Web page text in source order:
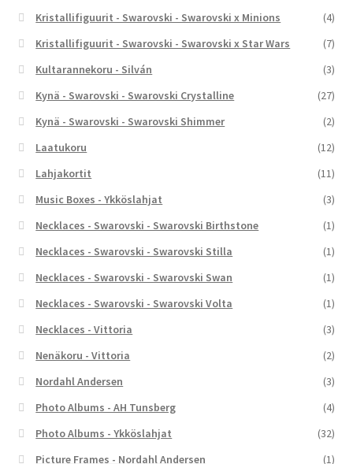
Kristallifiguurit - Swarovski - Swarovski x Minions
(4)
Kristallifiguurit - Swarovski - Swarovski x Star Wars
(7)
Kultarannekoru - Silván
(3)
Kynä - Swarovski - Swarovski Crystalline
(27)
Kynä - Swarovski - Swarovski Shimmer
(2)
Laatukoru
(12)
Lahjakortit
(11)
Music Boxes - Ykköslahjat
(3)
Necklaces - Swarovski - Swarovski Birthstone
(1)
Necklaces - Swarovski - Swarovski Stilla
(1)
Necklaces - Swarovski - Swarovski Swan
(1)
Necklaces - Swarovski - Swarovski Volta
(1)
Necklaces - Vittoria
(3)
Nenäkoru - Vittoria
(2)
Nordahl Andersen
(3)
Photo Albums - AH Tunsberg
(4)
Photo Albums - Ykköslahjat
(32)
Picture Frames - Nordahl Andersen
(1)